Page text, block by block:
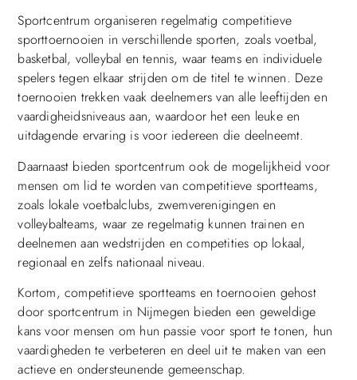
Sportcentrum organiseren regelmatig competitieve
sporttoernooien in verschillende sporten, zoals voetbal,
basketbal, volleybal en tennis, waar teams en individuele
spelers tegen elkaar strijden om de titel te winnen. Deze
toernooien trekken vaak deelnemers van alle leeftijden en
vaardigheidsniveaus aan, waardoor het een leuke en
uitdagende ervaring is voor iedereen die deelneemt.
Daarnaast bieden sportcentrum ook de mogelijkheid voor
mensen om lid te worden van competitieve sportteams,
zoals lokale voetbalclubs, zwemverenigingen en
volleybalteams, waar ze regelmatig kunnen trainen en
deelnemen aan wedstrijden en competities op lokaal,
regionaal en zelfs nationaal niveau.
Kortom, competitieve sportteams en toernooien gehost
door sportcentrum in Nijmegen bieden een geweldige
kans voor mensen om hun passie voor sport te tonen, hun
vaardigheden te verbeteren en deel uit te maken van een
actieve en ondersteunende gemeenschap.